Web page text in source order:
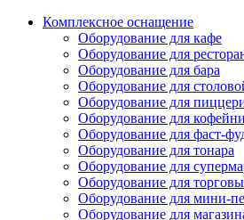
Комплексное оснащение
Оборудование для кафе
Оборудование для
Оборудование для бара
Оборудование для
Оборудование для
Оборудование для кофейни
Оборудование для фаст-
Оборудование для тонара
Оборудование для
Оборудование для
Оборудование для мини-
Оборудование для